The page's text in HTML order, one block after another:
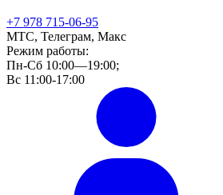
+7 978 715-06-95
МТС, Телеграм, Макс
Режим работы:
Пн-Сб 10:00—19:00;
Вс 11:00-17:00